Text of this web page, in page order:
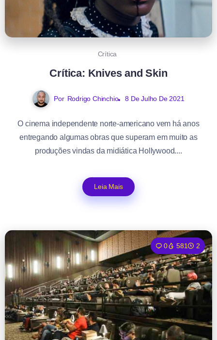
Crítica
Crítica: Knives and Skin
Por Rodrigo Chinchio 8 De Julho De 2021
O cinema independente norte-americano vem há anos
entregando algumas obras que superam em muito as
produções vindas da midiática Hollywood....
Leia Mais
0 581 2